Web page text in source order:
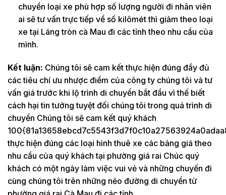
chuyển loại xe phù hợp số lượng người đi nhân viên
ai sẽ tư vấn trực tiếp về số kilômét thì giảm theo loại
xe tại Láng tròn cà Mau đi các tỉnh theo nhu cầu của
mình.
Kết luận: Chúng tôi sẽ cam kết thực hiện đúng đầy đủ
các tiêu chí ưu nhược điểm của công ty chúng tôi và tư
vấn giá trước khi lộ trình di chuyển bắt đầu vì thế biết
cách hại tin tưởng tuyệt đối chúng tôi trong quá trình di
chuyển Chúng tôi sẽ cam kết quý khách
thực hiện đúng các loại hình thuê xe các bảng giá theo
nhu cầu của quý khách tại phường giá rai Chúc quý
khách có một ngày làm việc vui vẻ và những chuyến đi
cùng chúng tôi trên những nẻo đường di chuyển từ